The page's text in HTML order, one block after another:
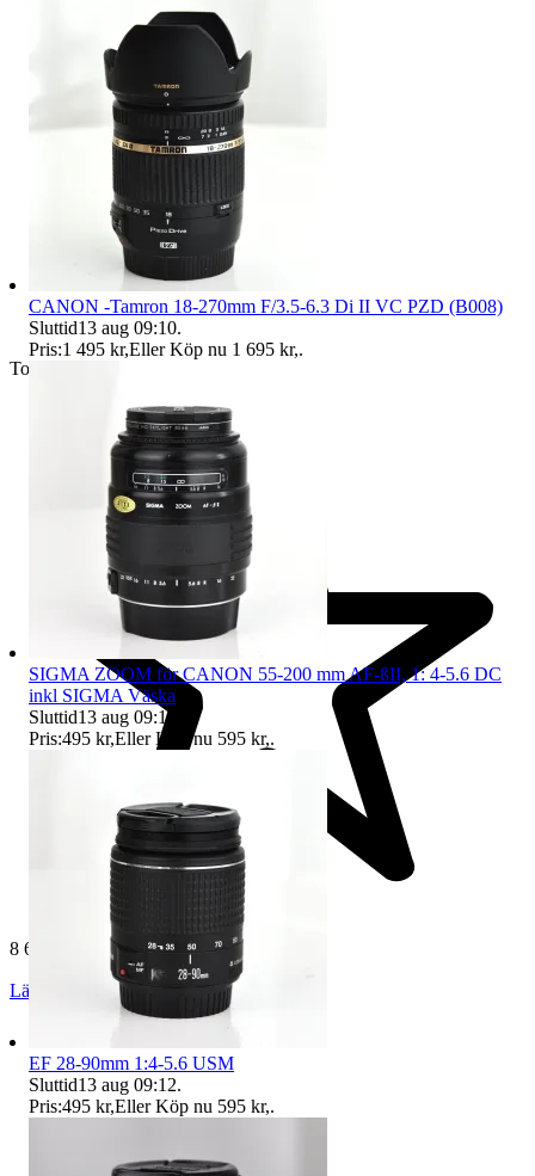
Toppsäljare
8 618 omdömen
Läs omdömen Följ
CANON -Tamron 18-270mm F/3.5-6.3 Di II VC PZD (B008)
Sluttid13 aug 09:10.
Pris:1 495 kr,Eller Köp nu 1 695 kr,.
SIGMA ZOOM för CANON 55-200 mm AF-ßII, 1: 4-5.6 DC
inkl SIGMA Väska
Sluttid13 aug 09:11
Pris:495 kr,Eller Köp nu 595 kr,.
EF 28-90mm 1:4-5.6 USM
Sluttid13 aug 09:12.
Pris:495 kr,Eller Köp nu 595 kr,.